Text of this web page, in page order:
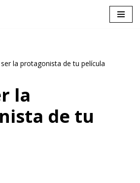
ser la protagonista de tu película
la
de tu